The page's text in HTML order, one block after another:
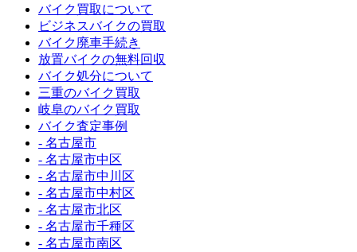
バイク買取について
ビジネスバイクの買取
バイク廃車手続き
放置バイクの無料回収
バイク処分について
三重のバイク買取
岐阜のバイク買取
バイク査定事例
- 名古屋市
- 名古屋市中区
- 名古屋市中川区
- 名古屋市中村区
- 名古屋市北区
- 名古屋市千種区
- 名古屋市南区